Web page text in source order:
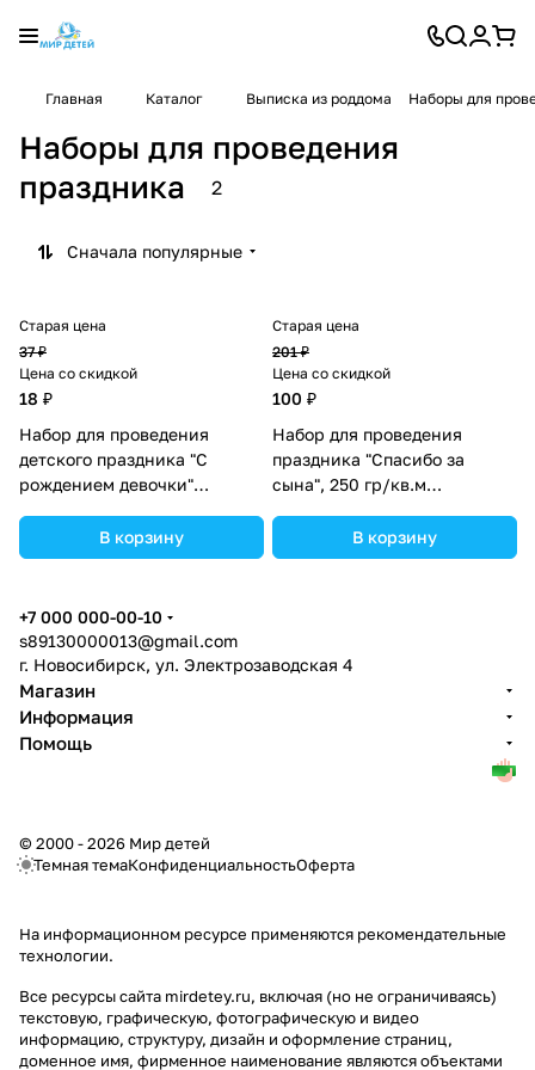
Главная Каталог Выписка из роддома Наборы для
Наборы для проведения
праздника
2
Сначала популярные
Старая цена
37 ₽
Цена со скидкой
18 ₽
Набор для проведения
детского праздника "С
рождением девочки"
В корзину
Старая цена
201 ₽
Цена со скидкой
100 ₽
Набор для проведения
праздника "Спасибо за
сына", 250 гр/кв.м
В корзину
+7 000 000-00-10
s89130000013@gmail.com
г. Новосибирск, ул. Электрозаводская 4
Магазин
Информация
Помощь
© 2000 - 2026 Мир детей
Темная темаКонфиденциальностьОферта
На информационном ресурсе применяются рекомендательные
технологии.
Все ресурсы сайта mirdetey.ru, включая (но не ограничиваясь)
текстовую, графическую, фотографическую и видео
информацию, структуру, дизайн и оформление страниц,
доменное имя, фирменное наименование являются объектами